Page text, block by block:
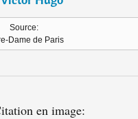
Source:
Dame de Paris
en image: